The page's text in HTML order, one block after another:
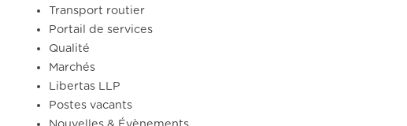
Transport routier
Portail de services
Qualité
Marchés
Libertas LLP
Postes vacants